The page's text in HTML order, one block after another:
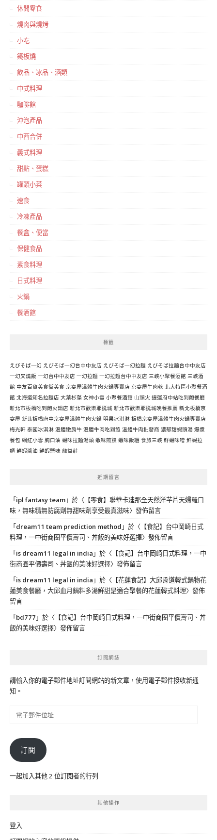
休閒零食
燒肉與燒烤
小吃
鐵板燒
飲品、冰品、酒類
中式料理
咖啡館
沖泡產品
中西合併
義式料理
甜點、蛋糕
罐頭小菜
速食
冷凍產品
餐盒、便當
保健食品
素食料理
日式料理
火鍋
餐酒館
標籤
えびそば一幻 えびそば一幻台中中友店 えびそば一幻拉麵 えびそば拉麵台中中友店
一幻叉燒飯 一幻台中中友店 一幻拉麵 一幻拉麵台中中友店 三峽小聚餐酒館 三峽酒
館 中友百貨美食街美食 京宴屋溫體牛肉火鍋專賣店 京宴屋牛肉乾 北大特區小聚餐酒
館 北海道知名拉麵店 大葉杉藻 女神小雪 小聚餐酒館 山頭火 捷運府中站吃到飽餐廳
新北市板橋吃到飽火鍋店 新北市歡樂耶誕城 新北市歡樂耶誕城晚餐推薦 新北板橋京
宴屋 新北板橋府中京宴屋溫體牛肉火鍋 明果冰淇淋 板橋京宴屋溫體牛肉火鍋專賣店
梅光軒 泰國冰淇淋 溫體嫩肩牛 溫體牛肉吃到飽 溫體牛肉批發商 濃郁甜蝦頭湯 爆漿
餐包 網紅小雪 胸口油 蝦味拉麵湯頭 蝦味煎餃 蝦味飯糰 食旅三峽 鮮蝦味噌 鮮蝦拉
麵 鮮蝦醬油 鮮蝦鹽味 龍益莊
近期留言
「ipl fantasy team」於〈 【零食】聯華卡廸那全天然洋芋片天婦羅口
味，無味精無防腐劑無甜味劑享受最真滋味〉發佈留言
「dream11 team prediction method 」於〈 【食記】台中岡崎日式
料理，一中街商圈平價壽司、丼飯的美味好選擇〉發佈留言
「is dream11 legal in india 」於〈 【食記】台中岡崎日式料理，一中
街商圈平價壽司、丼飯的美味好選擇〉發佈留言
「is dream11 legal in india 」於〈 【花蓮食記】大邱骨道韓式鍋物花
蓮美食餐廳，大邱血月鍋料多湯鮮甜是適合聚餐的花蓮韓式料理〉發佈
留言
「bd777 」於〈 【食記】台中岡崎日式料理，一中街商圈平價壽司、丼
飯的美味好選擇〉發佈留言
訂閱網誌
請輸入你的電子郵件地址訂閱網站的新文章，使用電子郵件接收新通
知。
件
位
訂閱
一起加入其他 2 位訂閱者的行列
其他操作
登入